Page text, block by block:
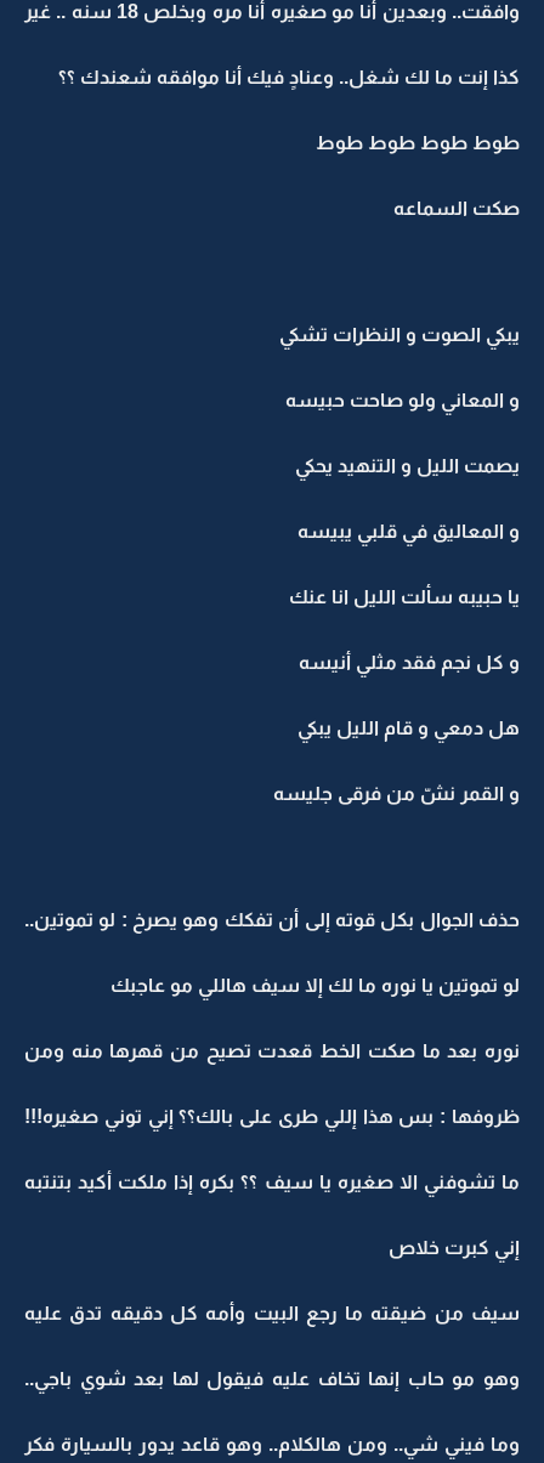
وافقت.. وبعدين أنا مو صغيره أنا مره وبخلص 18 سنه .. غير
كذا إنت ما لك شغل.. وعنادٍ فيك أنا موافقه شعندك ؟؟
طوط طوط طوط طوط
صكت السماعه
يبكي الصوت و النظرات تشكي
و المعاني ولو صاحت حبيسه
يصمت الليل و التنهيد يحكي
و المعاليق في قلبي يبيسه
يا حبيبه سألت الليل انا عنك
و كل نجم فقد مثلي أنيسه
هل دمعي و قام الليل يبكي
و القمر نشّ من فرقى جليسه
حذف الجوال بكل قوته إلى أن تفكك وهو يصرخ : لو تموتين..
لو تموتين يا نوره ما لك إلا سيف هاللي مو عاجبك
نوره بعد ما صكت الخط قعدت تصيح من قهرها منه ومن
ظروفها : بس هذا إللي طرى على بالك؟؟ إني توني صغيره!!!
ما تشوفني الا صغيره يا سيف ؟؟ بكره إذا ملكت أكيد بتنتبه
إني كبرت خلاص
سيف من ضيقته ما رجع البيت وأمه كل دقيقه تدق عليه
وهو مو حاب إنها تخاف عليه فيقول لها بعد شوي باجي..
وما فيني شي.. ومن هالكلام.. وهو قاعد يدور بالسيارة فكر